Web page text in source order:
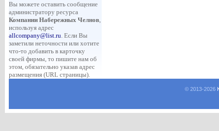
Вы можете оставить сообщение
администратору ресурса
Компании Набережных Челнов,
используя адрес
allcompany@list.ru. Если Вы
заметили неточности или хотите
что-то добавить в карточку
своей фирмы, то пишите нам об
этом, обязательно указав адрес
размещения (URL страницы).
© 2013-2026